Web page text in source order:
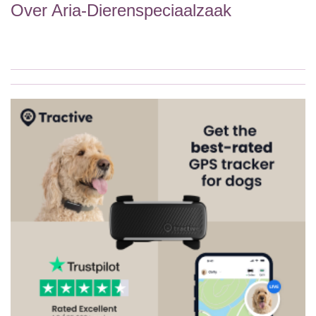
Over Aria-Dierenspeciaalzaak